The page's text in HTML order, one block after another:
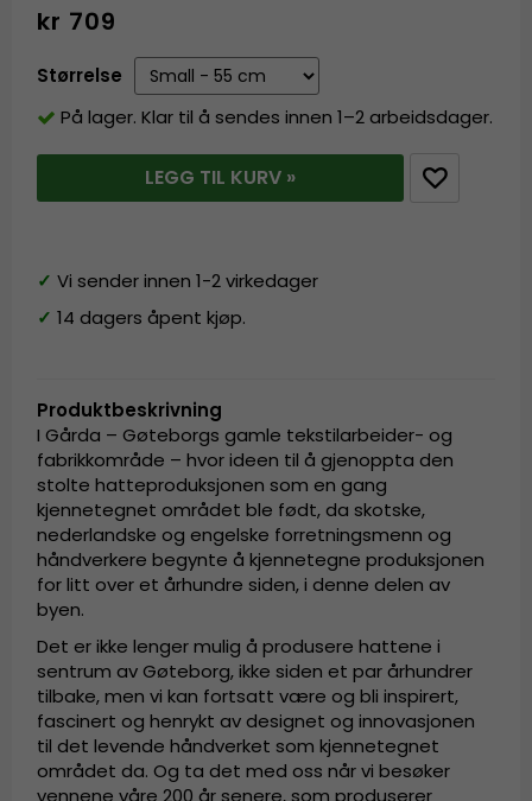
kr 709
Størrelse
På lager. Klar til å sendes innen 1–2 arbeidsdager.
LEGG TIL KURV »
✓ Vi sender innen 1-2 virkedager
✓ 14 dagers åpent kjøp.
Produktbeskrivning
I Gårda – Gøteborgs gamle tekstilarbeider- og
fabrikkområde – hvor ideen til å gjenoppta den
stolte hatteproduksjonen som en gang
kjennetegnet området ble født, da skotske,
nederlandske og engelske forretningsmenn og
håndverkere begynte å kjennetegne produksjonen
for litt over et århundre siden, i denne delen av
byen.
Det er ikke lenger mulig å produsere hattene i
sentrum av Gøteborg, ikke siden et par århundrer
tilbake, men vi kan fortsatt være og bli inspirert,
fascinert og henrykt av designet og innovasjonen
til det levende håndverket som kjennetegnet
området da. Og ta det med oss når vi besøker
vennene våre 200 år senere, som produserer